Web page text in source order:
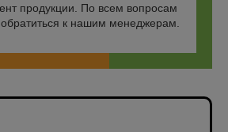
продукции. По всем вопросам
к нашим менеджерам.